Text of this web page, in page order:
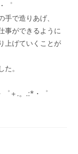
゜
で造りあげ、
事ができるように
上げていくことが
。
＋.。.:*・゜